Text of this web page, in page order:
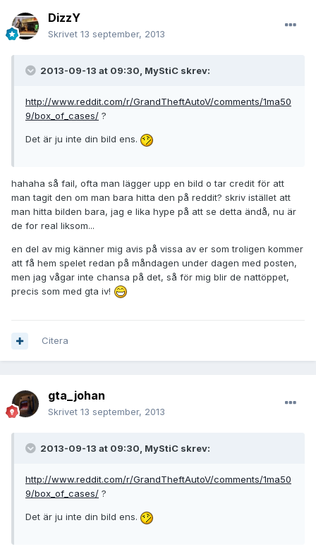
DizzY
Skrivet 13 september, 2013
2013-09-13 at 09:30, MyStiC skrev:
http://www.reddit.com/r/GrandTheftAutoV/comments/1ma50
9/box_of_cases/ ?
Det är ju inte din bild ens.
hahaha så fail, ofta man lägger upp en bild o tar credit för att
man tagit den om man bara hitta den på reddit? skriv istället att
man hitta bilden bara, jag e lika hype på att se detta ändå, nu är
de for real liksom...
en del av mig känner mig avis på vissa av er som troligen kommer
att få hem spelet redan på måndagen under dagen med posten,
men jag vågar inte chansa på det, så för mig blir de nattöppet,
precis som med gta iv!
Citera
gta_johan
Skrivet 13 september, 2013
2013-09-13 at 09:30, MyStiC skrev:
http://www.reddit.com/r/GrandTheftAutoV/comments/1ma50
9/box_of_cases/ ?
Det är ju inte din bild ens.